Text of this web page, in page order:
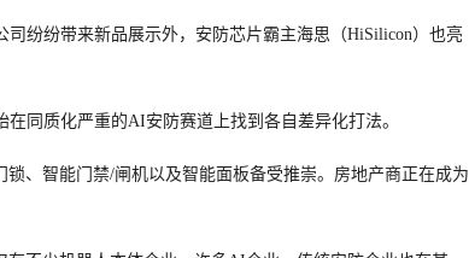
纷纷带来新品展示外，安防芯片霸主海思（HiSilicon）也亮
同质化严重的AI安防赛道上找到各自差异化打法。
、智能门禁/闸机以及智能面板备受推崇。房地产商正在成为